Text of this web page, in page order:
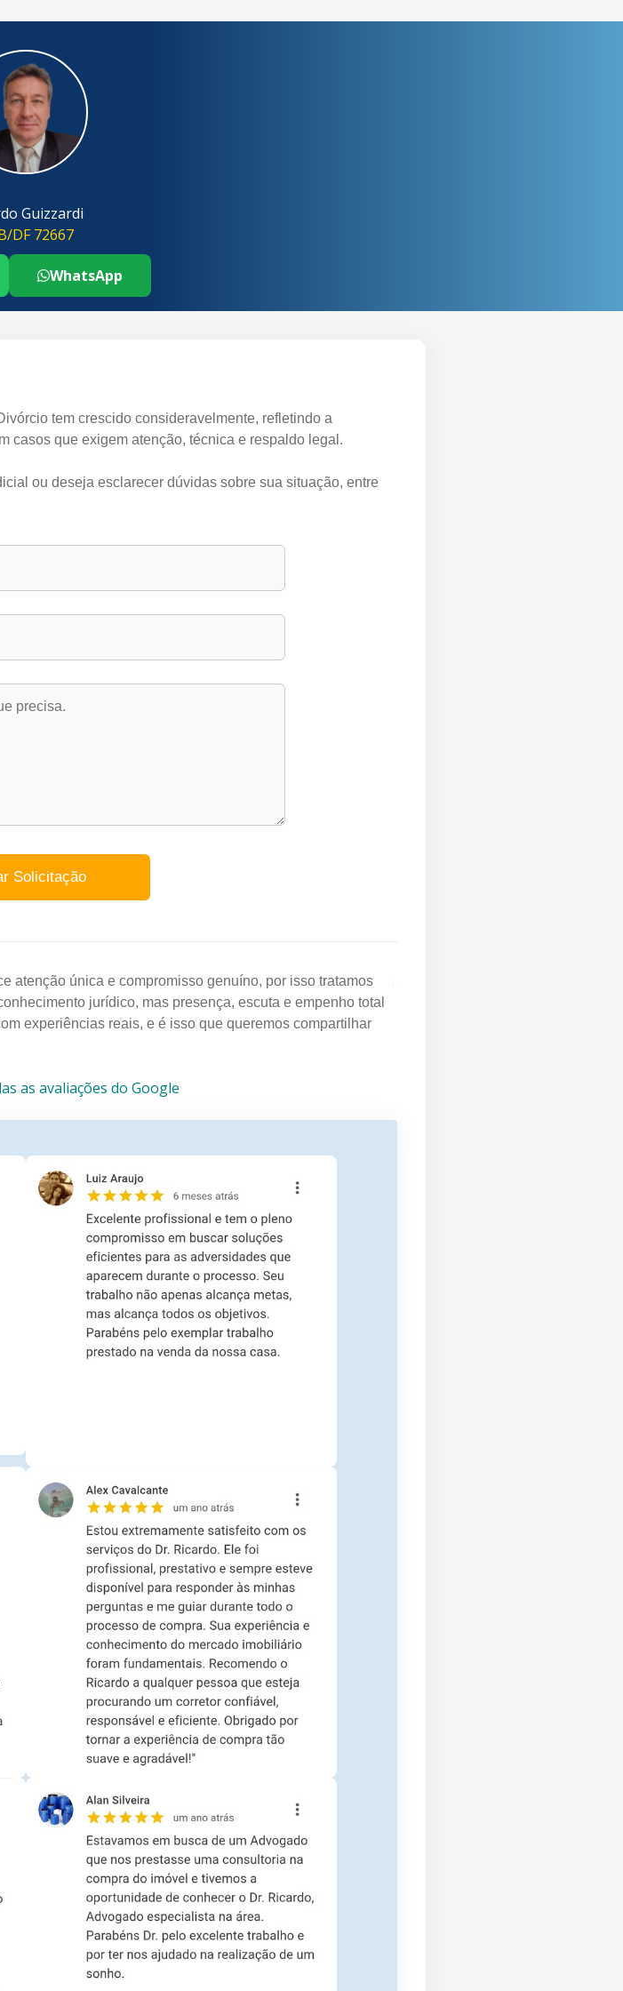
Guizzardi
DF 72667
Advogado Divórcio Extrajudicial Brasília DF
..
WhatsApp
tem crescido consideravelmente, refletindo a
casos que exigem atenção, técnica e respaldo legal.
ou deseja esclarecer dúvidas sobre sua situação, entre
atenção única e compromisso genuíno, por isso tratamos
jurídico, mas presença, escuta e empenho total
experiências reais, e é isso que queremos compartilhar
as avaliações do Google